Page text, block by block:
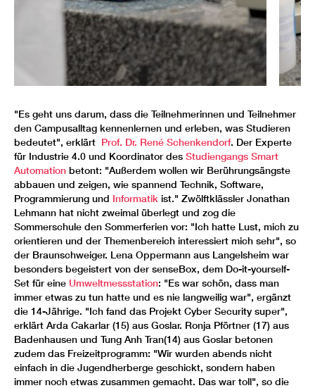
"Es geht uns darum, dass die Teilnehmerinnen und Teilnehmer
den Campusalltag kennenlernen und erleben, was Studieren
bedeutet", erklärt Prof. Dr. René Schenkendorf. Der Experte
für Industrie 4.0 und Koordinator des Studiengangs Smart
Automation betont: "Außerdem wollen wir Berührungsängste
abbauen und zeigen, wie spannend Technik, Software,
Programmierung und Informatik ist." Zwölftklässler Jonathan
Lehmann hat nicht zweimal überlegt und zog die
Sommerschule den Sommerferien vor: "Ich hatte Lust, mich zu
orientieren und der Themenbereich interessiert mich sehr", so
der Braunschweiger. Lena Oppermann aus Langelsheim war
besonders begeistert von der senseBox, dem Do-it-yourself-
Set für eine Umweltmessstation: "Es war schön, dass man
immer etwas zu tun hatte und es nie langweilig war", ergänzt
die 14-Jährige. "Ich fand das Projekt Cyber Security super",
erklärt Arda Cakarlar (15) aus Goslar. Ronja Pförtner (17) aus
Badenhausen und Tung Anh Tran(14) aus Goslar betonen
zudem das Freizeitprogramm: "Wir wurden abends nicht
einfach in die Jugendherberge geschickt, sondern haben
immer noch etwas zusammen gemacht. Das war toll", so die